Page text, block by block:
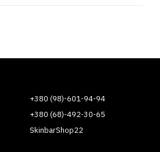
+380 (98)-601-94-94
+380 (68)-492-30-65
SkinbarShop22